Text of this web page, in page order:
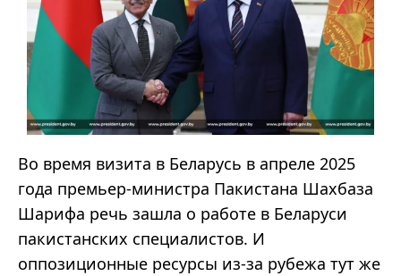
Во время визита в Беларусь в апреле 2025
года премьер-министра Пакистана Шахбаза
Шарифа речь зашла о работе в Беларуси
пакистанских специалистов. И
оппозиционные ресурсы из-за рубежа тут же